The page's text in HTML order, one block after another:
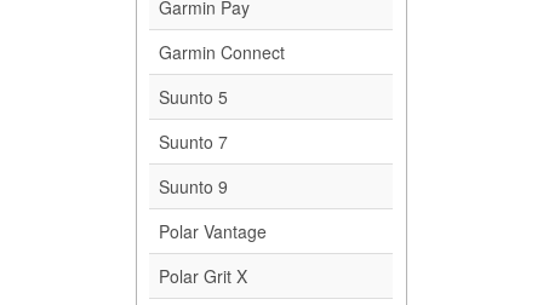
Garmin Pay
Garmin Connect
Suunto 5
Suunto 7
Suunto 9
Polar Vantage
Polar Grit X